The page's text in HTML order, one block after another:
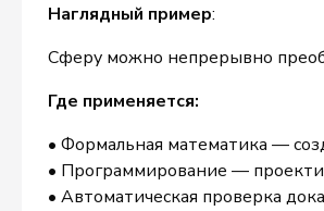
Наглядный пример:
Сферу можно непрерывно
Где применяется:
• Формальная математика —
• Программирование —
• Автоматическая проверка